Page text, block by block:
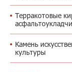
Терракотовые
Камень
культуры